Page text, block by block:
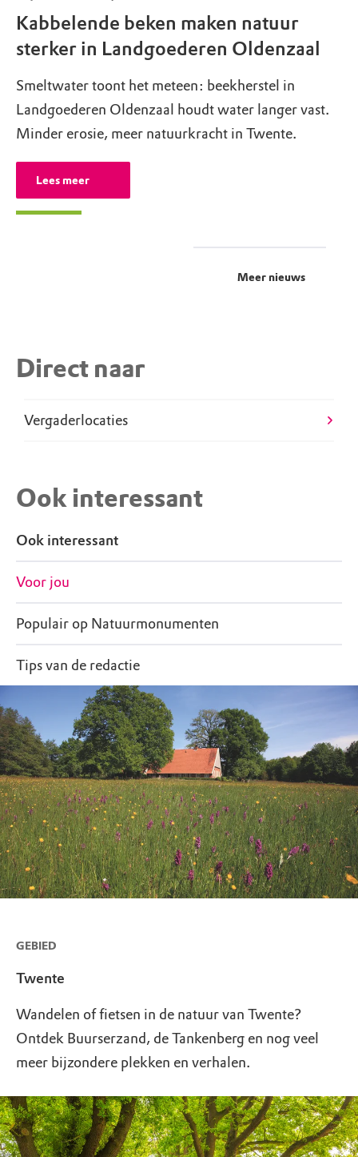
Kabbelende beken maken natuur
sterker in Landgoederen Oldenzaal
Smeltwater toont het meteen: beekherstel in
Landgoederen Oldenzaal houdt water langer vast.
Minder erosie, meer natuurkracht in Twente.
Lees meer
Meer nieuws
Direct naar
Vergaderlocaties
Ook interessant
Ook interessant
Voor jou
Populair op Natuurmonumenten
Tips van de redactie
GEBIED
Twente
Wandelen of fietsen in de natuur van Twente?
Ontdek Buurserzand, de Tankenberg en nog veel
meer bijzondere plekken en verhalen.